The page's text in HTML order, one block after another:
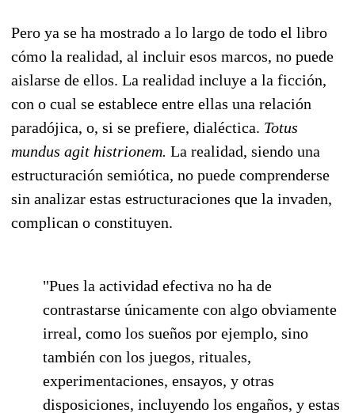
Pero ya se ha mostrado a lo largo de todo el libro
cómo la realidad, al incluir esos marcos, no puede
aislarse de ellos. La realidad incluye a la ficción,
con o cual se establece entre ellas una relación
paradójica, o, si se prefiere, dialéctica. Totus
mundus agit histrionem. La realidad, siendo una
estructuración semiótica, no puede comprenderse
sin analizar estas estructuraciones que la invaden,
complican o constituyen.
"Pues la actividad efectiva no ha de
contrastarse únicamente con algo obviamente
irreal, como los sueños por ejemplo, sino
también con los juegos, rituales,
experimentaciones, ensayos, y otras
disposiciones, incluyendo los engaños, y estas